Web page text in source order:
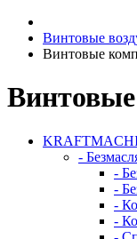
Винтовые
Винтовые
-
-
-
-
-